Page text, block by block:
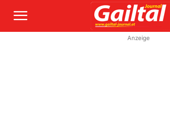
Anzeige